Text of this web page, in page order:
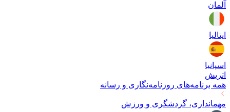
آلمان
ایتالیا
اسپانیا
اتریش
همه برنامه‌های روزنامه‌نگاری و رسانه
مهمانداری، گردشگری و ورزش